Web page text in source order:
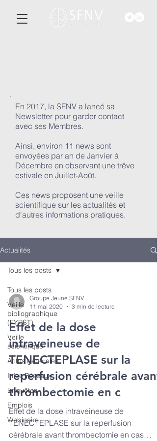
En 2017, la SFNV a lancé sa
Newsletter pour garder contact
avec ses Membres.
Ainsi, environ 11 news sont
envoyées par an de Janvier à
Décembre en observant une trêve
estivale en Juillet-Août.
Ces news proposent une veille
scientifique sur les actualités et
d'autres informations pratiques.
Actualités
Tous les posts
Veille
bibliographique
(FYRST)
Veille
scientifique
Actus générales
Infos Réseaux
Enquêtes
Emplois
Webinaire
Tous les posts
Groupe Jeune SFNV
11 mai 2020
3 min de lecture
Effet de la dose
intraveineuse de
TENECTEPLASE sur la
reperfusion cérébrale avant
thrombectomie en c
Effet de la dose intraveineuse de
TENECTEPLASE sur la reperfusion
cérébrale avant thrombectomie en cas